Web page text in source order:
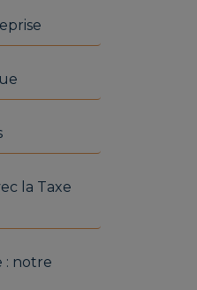
la Taxe
: notre